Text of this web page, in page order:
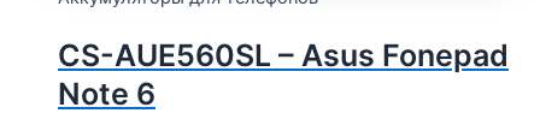
CS-AUE560SL – Asus Fonepad
Note 6